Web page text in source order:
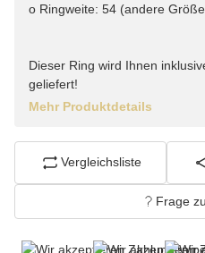
o Ringweite: 54 (andere
Dieser Ring wird Ihnen
geliefert!
Mehr Produktdetails
Vergleichsliste
Frage